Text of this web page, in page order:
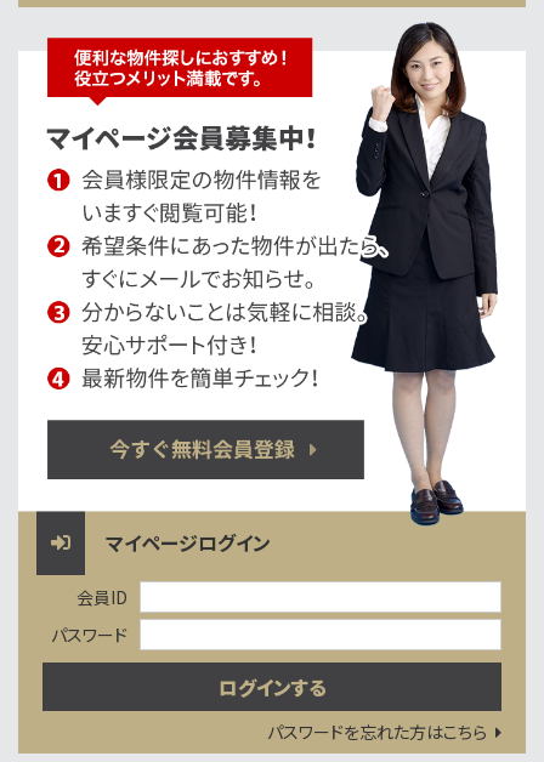
マイページログイン
会員ID
パスワード
パスワードを忘れた方はこちら